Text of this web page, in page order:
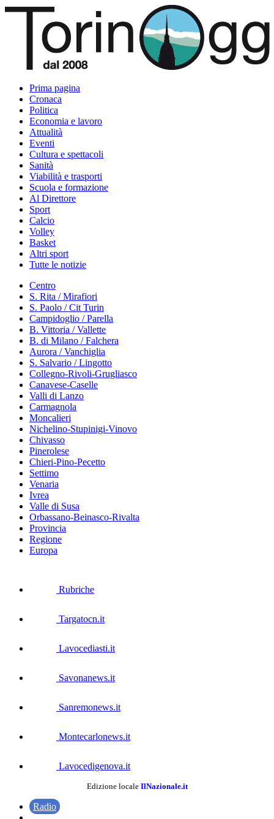
Prima pagina
Cronaca
Politica
Economia e lavoro
Attualità
Eventi
Cultura e spettacoli
Sanità
Viabilità e trasporti
Scuola e formazione
Al Direttore
Sport
Calcio
Volley
Basket
Altri sport
Tutte le notizie
Centro
S. Rita / Mirafiori
S. Paolo / Cit Turin
Campidoglio / Parella
B. Vittoria / Vallette
B. di Milano / Falchera
Aurora / Vanchiglia
S. Salvario / Lingotto
Collegno-Rivoli-Grugliasco
Canavese-Caselle
Valli di Lanzo
Carmagnola
Moncalieri
Nichelino-Stupinigi-Vinovo
Chivasso
Pinerolese
Chieri-Pino-Pecetto
Settimo
Venaria
Ivrea
Valle di Susa
Orbassano-Beinasco-Rivalta
Provincia
Regione
Europa
Rubriche
Targatocn.it
Lavocediasti.it
Savonanews.it
Sanremonews.it
Montecarlonews.it
Lavocedigenova.it
Edizione locale IlNazionale.it
Radio